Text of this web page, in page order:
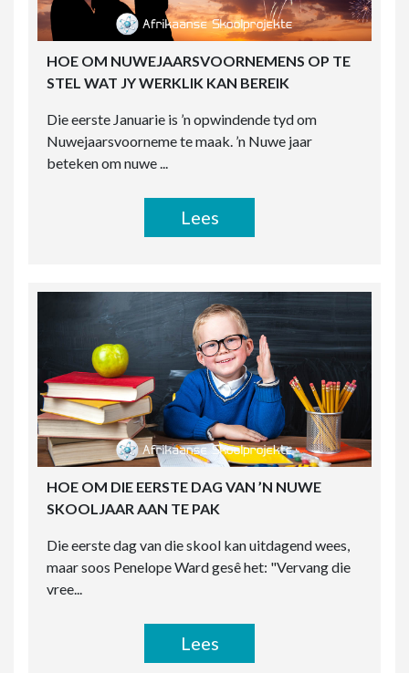
HOE OM NUWEJAARSVOORNEMENS OP TE
STEL WAT JY WERKLIK KAN BEREIK
Die eerste Januarie is ’n opwindende tyd om
Nuwejaarsvoorneme te maak. ’n Nuwe jaar
beteken om nuwe ...
Lees
HOE OM DIE EERSTE DAG VAN ’N NUWE
SKOOLJAAR AAN TE PAK
Die eerste dag van die skool kan uitdagend wees,
maar soos Penelope Ward gesê het: "Vervang die
vree...
Lees